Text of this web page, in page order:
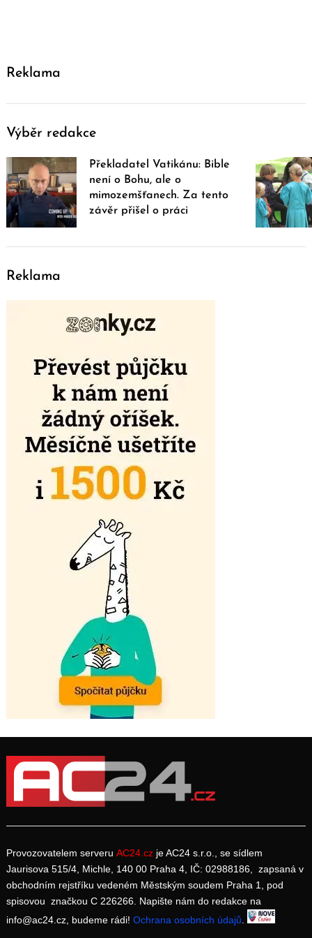
Reklama
Výběr redakce
Překladatel Vatikánu: Bible
není o Bohu, ale o
mimozemšťanech. Za tento
závěr přišel o práci
Reklama
Provozovatelem serveru AC24.cz je AC24 s.r.o., se sídlem
Jaurisova 515/4, Michle, 140 00 Praha 4, IČ: 02988186, zapsaná v
obchodním rejstříku vedeném Městským soudem Praha 1, pod
spisovou značkou C 226266. Napište nám do redakce na
info@ac24.cz, budeme rádi! Ochrana osobních údajů.